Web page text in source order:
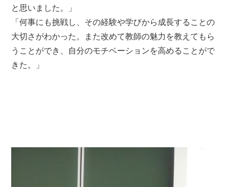
と思いました。」
「何事にも挑戦し、その経験や学びから成長することの
大切さがわかった。また改めて教師の魅力を教えてもら
うことができ、自分のモチベーションを高めることがで
きた。」